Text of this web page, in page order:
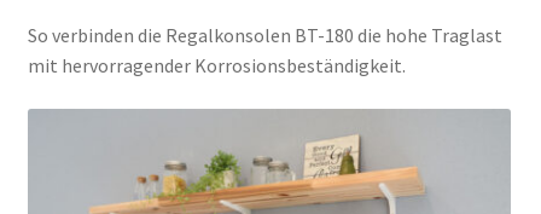
So verbinden die Regalkonsolen BT-180 die hohe Traglast
mit hervorragender Korrosionsbeständigkeit.